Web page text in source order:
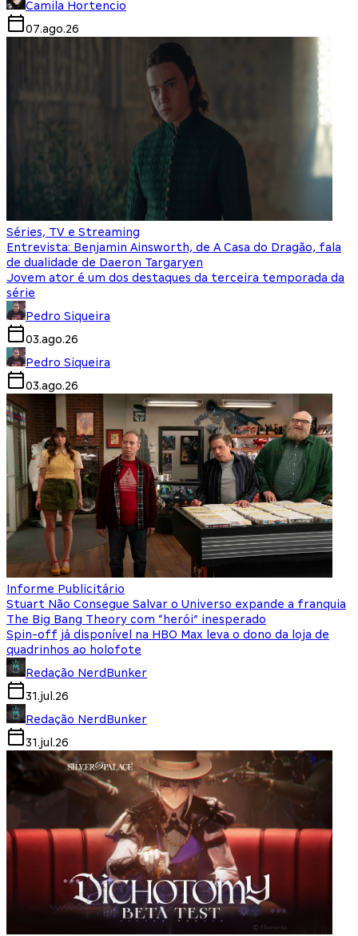
Camila Hortencio
07.ago.26
Séries, TV e Streaming
Entrevista: Benjamin Ainsworth, de A Casa do Dragão, fala
de dualidade de Daeron Targaryen
Jovem ator é um dos destaques da terceira temporada da
série
Pedro Siqueira
03.ago.26
Pedro Siqueira
03.ago.26
Informe Publicitário
Stuart Não Consegue Salvar o Universo expande a franquia
The Big Bang Theory com “herói” inesperado
Spin-off já disponível na HBO Max leva o dono da loja de
quadrinhos ao holofote
Redação NerdBunker
31.jul.26
Redação NerdBunker
31.jul.26